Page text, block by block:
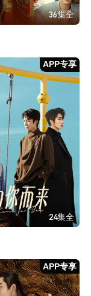
36集全
APP专享
24集全
APP专享